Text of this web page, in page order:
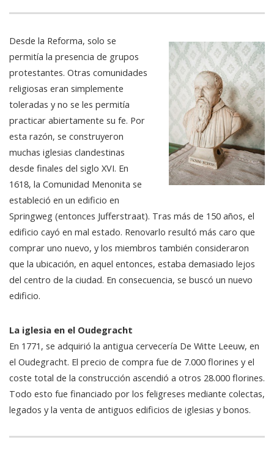
Desde la Reforma, solo se
permitía la presencia de grupos
protestantes. Otras comunidades
religiosas eran simplemente
toleradas y no se les permitía
practicar abiertamente su fe. Por
esta razón, se construyeron
muchas iglesias clandestinas
desde finales del siglo XVI. En
1618, la Comunidad Menonita se
estableció en un edificio en
Springweg (entonces Jufferstraat). Tras más de 150 años, el
edificio cayó en mal estado. Renovarlo resultó más caro que
comprar uno nuevo, y los miembros también consideraron
que la ubicación, en aquel entonces, estaba demasiado lejos
del centro de la ciudad. En consecuencia, se buscó un nuevo
edificio.
La iglesia en el Oudegracht
En 1771, se adquirió la antigua cervecería De Witte Leeuw, en
el Oudegracht. El precio de compra fue de 7.000 florines y el
coste total de la construcción ascendió a otros 28.000 florines.
Todo esto fue financiado por los feligreses mediante colectas,
legados y la venta de antiguos edificios de iglesias y bonos.